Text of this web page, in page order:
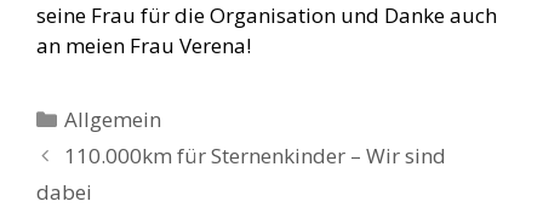
seine Frau für die Organisation und Danke auch
an meien Frau Verena!
Kategorien
Allgemein
110.000km für Sternenkinder – Wir sind
dabei